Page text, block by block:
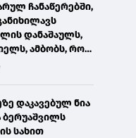
ჩანაწერებში,
დანაშაულს,
ამბობს, რომ
დაკავებულ ნია
ბერუაშვილს
სახით